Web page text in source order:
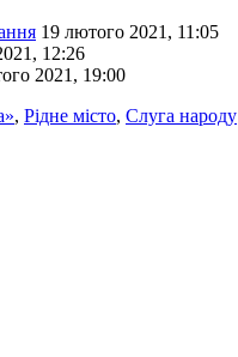
19 лютого 2021, 11:05
12:26
2021, 19:00
, Рідне місто, Слуга народу